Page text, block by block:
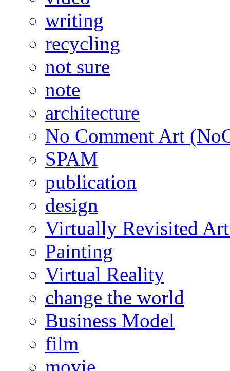
writing
recycling
not sure
note
architecture
No Comment Art
SPAM
publication
design
Virtually Revisited
Painting
Virtual Reality
change the world
Business Model
film